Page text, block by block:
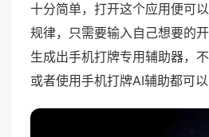
十分简单，打开这个应用便可
规律，只需要输入自己想要的
生成出手机打牌专用辅助器，
或者使用手机打牌AI辅助都可以